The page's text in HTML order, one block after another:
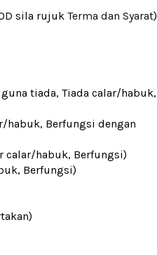
sila rujuk Terma dan Syarat)
tiada, Tiada calar/habuk,
habuk, Berfungsi dengan
calar/habuk, Berfungsi)
Berfungsi)